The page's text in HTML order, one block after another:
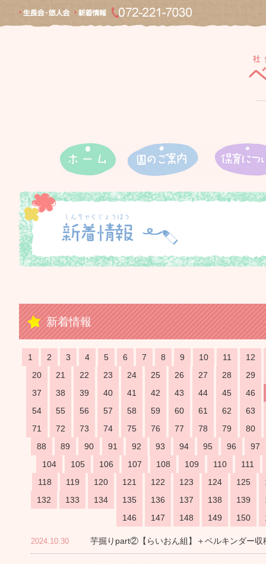
新着情報
1 2 3 4 5 6 7 8 9 10 11
12
20
21 22 23 24 25 26 27 28
29
37
38 39 40 41 42 43 44 45
46
54
55 56 57 58 59 60 61 62
63
71
72 73 74 75 76 77 78 79
80
88
89 90 91 92 93 94 95 96
97
104
105 106 107 108 109 110
111
118
119 120 121 122 123 124 125
132
133 134 135 136 137 138 139
146
147 148 149 150
2024.10.30 芋掘りpart②【らいおん組】＋ベルキンダー収